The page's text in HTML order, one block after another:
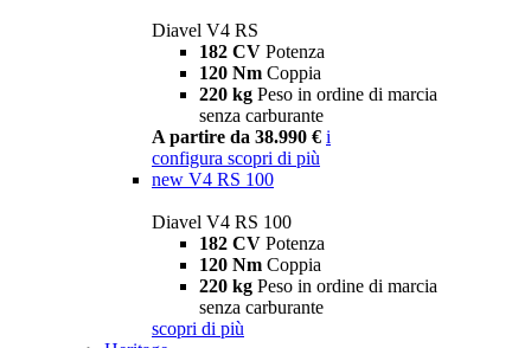
Diavel V4 RS
182 CV Potenza
120 Nm Coppia
220 kg Peso in ordine di marcia
senza carburante
A partire da 38.990 € i
configura scopri di più
new V4 RS 100
Diavel V4 RS 100
182 CV Potenza
120 Nm Coppia
220 kg Peso in ordine di marcia
senza carburante
scopri di più